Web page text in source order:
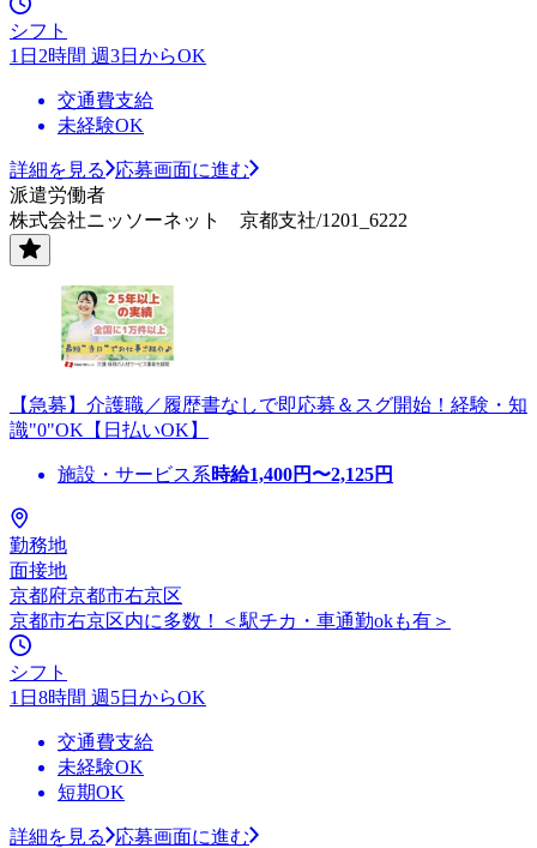
シフト
1日2時間 週3日からOK
交通費支給
未経験OK
詳細を見る
応募画面に進む
派遣労働者
株式会社ニッソーネット 京都支社/1201_6222
【急募】介護職／履歴書なしで即応募＆スグ開始！経験・知
識"0"OK【日払いOK】
施設・サービス系時給1,400円〜2,125円
勤務地
面接地
京都府京都市右京区
京都市右京区内に多数！＜駅チカ・車通勤okも有＞
シフト
1日8時間 週5日からOK
交通費支給
未経験OK
短期OK
詳細を見る
応募画面に進む